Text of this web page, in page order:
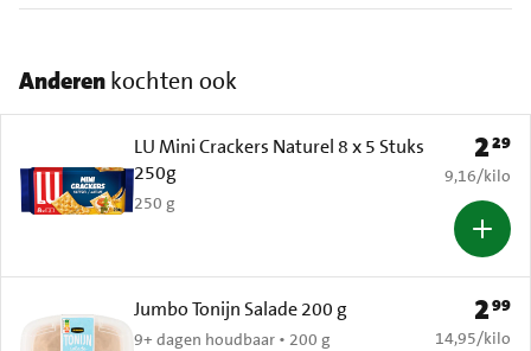
Anderenkochten ook
LU Mini Crackers Naturel 8 x 5 Stuks
250g
250 g
Prijs:
229
€ 9,16 per
9,16/kilo
Jumbo Tonijn Salade 200 g
9+ dagen houdbaar • 200 g
Prijs:
299
€ 14,95 per
14,95/kilo